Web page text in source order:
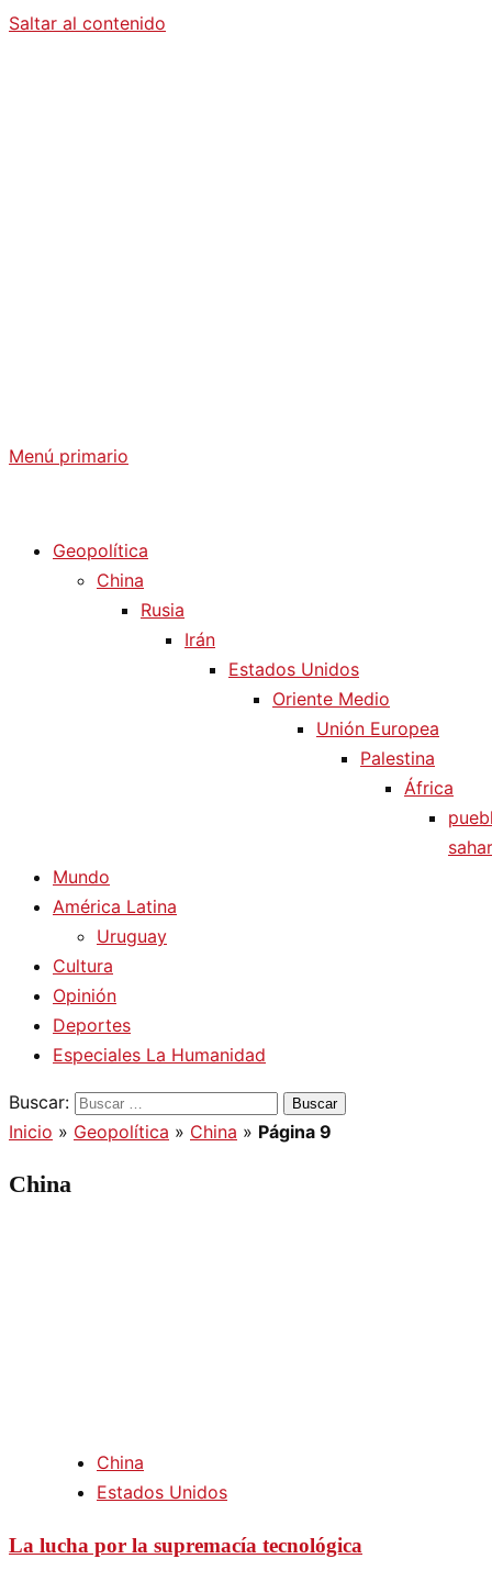
Saltar al contenido
Menú primario
Geopolítica
China
Rusia
Irán
Estados Unidos
Oriente Medio
Unión Europea
Palestina
África
Mundo
América Latina
Uruguay
Cultura
Opinión
Deportes
Especiales La Humanidad
Buscar:
Inicio » Geopolítica » China » Página 9
China
China
Estados Unidos
La lucha por la supremacía tecnológica